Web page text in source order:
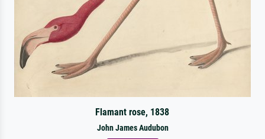
Flamant rose, 1838
John James Audubon